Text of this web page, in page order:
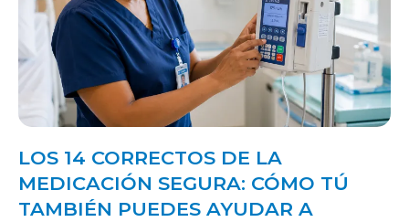
LOS 14 CORRECTOS DE LA
MEDICACIÓN SEGURA: CÓMO TÚ
TAMBIÉN PUEDES AYUDAR A